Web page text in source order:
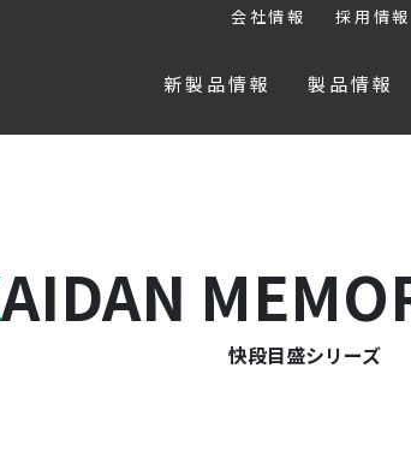
会社情報 採用情報
新製品情報 製品情報
KAIDAN
快段目盛シリーズ